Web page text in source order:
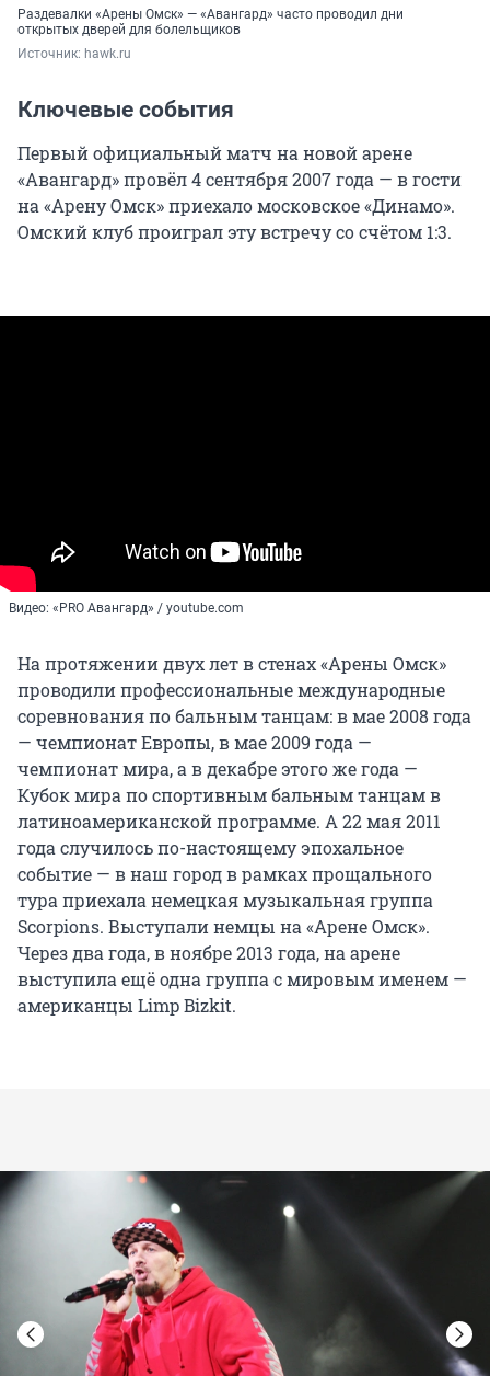
Раздевалки «Арены Омск» — «Авангард» часто проводил дни
открытых дверей для болельщиков
Источник: hawk.ru
Ключевые события
Первый официальный матч на новой арене
«Авангард» провёл 4 сентября 2007 года — в гости
на «Арену Омск» приехало московское «Динамо».
Омский клуб проиграл эту встречу со счётом 1:3.
Видео: «PRO Авангард» / youtube.com
На протяжении двух лет в стенах «Арены Омск»
проводили профессиональные международные
соревнования по бальным танцам: в мае 2008 года
— чемпионат Европы, в мае 2009 года —
чемпионат мира, а в декабре этого же года —
Кубок мира по спортивным бальным танцам в
латиноамериканской программе. А 22 мая 2011
года случилось по-настоящему эпохальное
событие — в наш город в рамках прощального
тура приехала немецкая музыкальная группа
Scorpions. Выступали немцы на «Арене Омск».
Через два года, в ноябре 2013 года, на арене
выступила ещё одна группа с мировым именем —
американцы Limp Bizkit.